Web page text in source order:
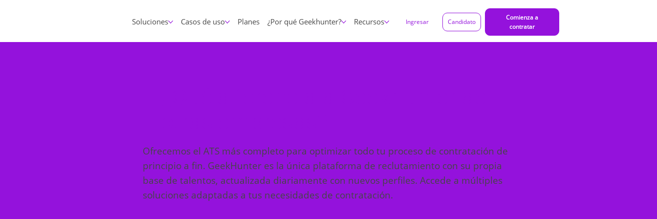
Soluciones Casos de uso Planes ¿Por qué Geekhunter? Recursos Ingresar Candidato
Comienza a
contratar
Ofrecemos el ATS más completo para optimizar todo tu proceso de contratación de
principio a fin. GeekHunter es la única plataforma de reclutamiento con su propia
base de talentos, actualizada diariamente con nuevos perfiles. Accede a múltiples
soluciones adaptadas a tus necesidades de contratación.